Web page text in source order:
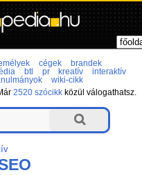
cégek
brandek
btl pr kreatív
interaktív
wiki-cikk
2520 szócikk közül válogathatsz.